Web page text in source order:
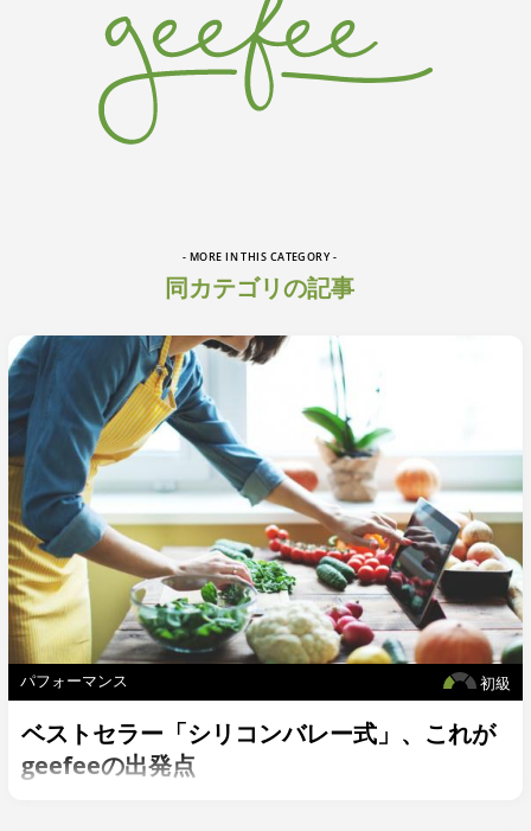
- MORE IN THIS CATEGORY -
同カテゴリの記事
初級
パフォーマンス
ベストセラー「シリコンバレー式」、これが
geefeeの出発点